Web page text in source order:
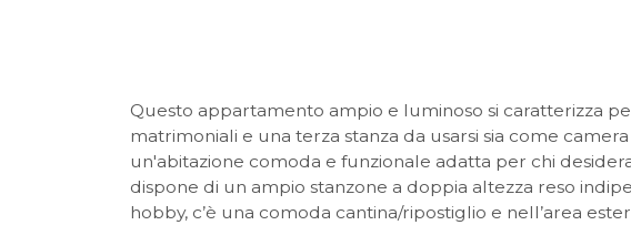
Questo appartamento ampio e luminoso si caratterizza
matrimoniali e una terza stanza da usarsi sia come
un'abitazione comoda e funzionale adatta per chi
dispone di un ampio stanzone a doppia altezza reso
hobby, c’è una comoda cantina/ripostiglio e nell’area